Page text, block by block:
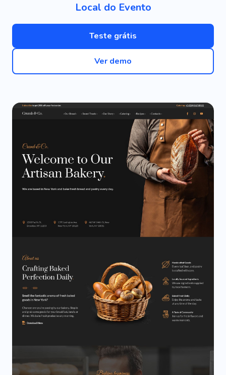
Local do Evento
Teste grátis
Ver demo